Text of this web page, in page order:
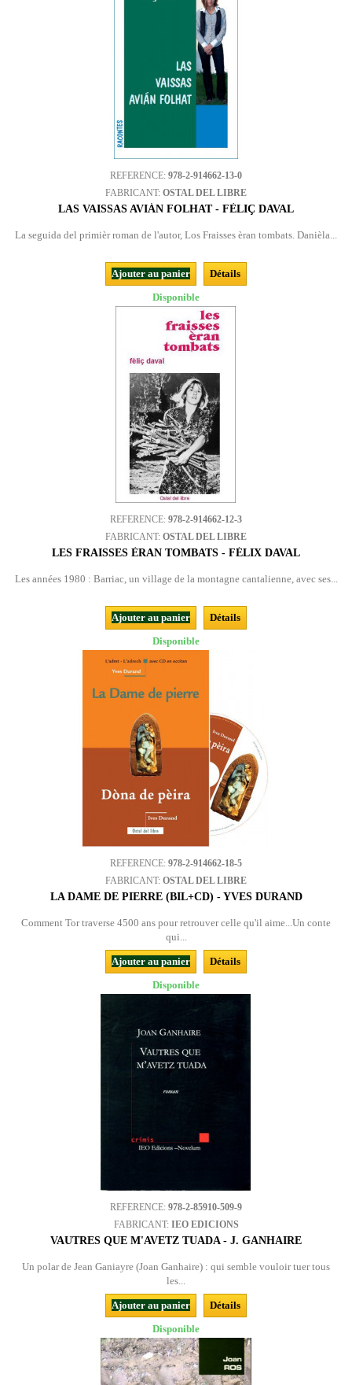
REFERENCE: 978-2-914662-13-0
FABRICANT: OSTAL DEL LIBRE
LAS VAISSAS AVIÁN FOLHAT - FÈLIÇ DAVAL
La seguida del primièr roman de l'autor, Los Fraisses èran tombats. Danièla...
Ajouter au panier
Détails
Disponible
REFERENCE: 978-2-914662-12-3
FABRICANT: OSTAL DEL LIBRE
LES FRAISSES ÈRAN TOMBATS - FÉLIX DAVAL
Les années 1980 : Barriac, un village de la montagne cantalienne, avec ses...
Ajouter au panier
Détails
Disponible
REFERENCE: 978-2-914662-18-5
FABRICANT: OSTAL DEL LIBRE
LA DAME DE PIERRE (BIL+CD) - YVES DURAND
Comment Tor traverse 4500 ans pour retrouver celle qu'il aime...Un conte
qui...
Ajouter au panier
Détails
Disponible
REFERENCE: 978-2-85910-509-9
FABRICANT: IEO EDICIONS
VAUTRES QUE M'AVETZ TUADA - J. GANHAIRE
Un polar de Jean Ganiayre (Joan Ganhaire) : qui semble vouloir tuer tous
les...
Ajouter au panier
Détails
Disponible